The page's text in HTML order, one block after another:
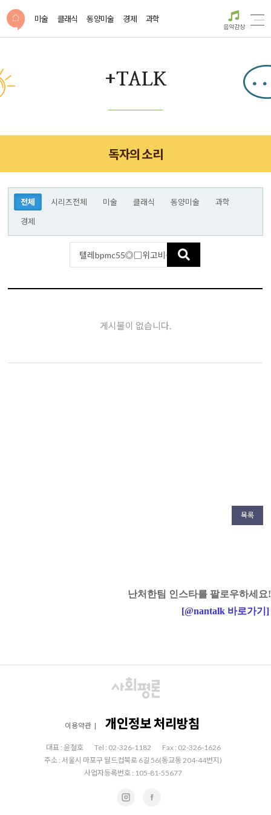
미술 클래식 동양미술 경제 과학
음악감상
+TALK
독자의 소리
전체 시리즈전체 미술 클래식 동양미술
과학
경제
게시물이 없습니다.
목록
난처한팀 인스타를 팔로우하세요!
[@nantalk 바로가기 ]
이용약관 | 개인정보 처리방침
대표 : 윤철호 Tel : 02-326-1182
Fax : 02-326-1626
주소 : 서울시 마포구 월드컵북로 6길 56(동교동 204-44번지)
사업자등록번호 : 105-81-55677